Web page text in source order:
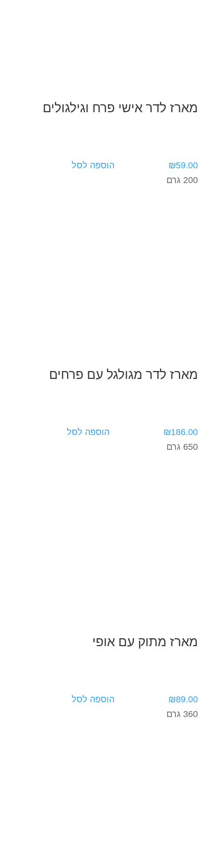
מארז לדר אישי פרח וגילגולים
₪59.00
הוספה לסל
200 גרם
מארז לדר מגולגל עם פרחים
₪186.00
הוספה לסל
650 גרם
מארז מתוק עם אופי
₪89.00
הוספה לסל
360 גרם